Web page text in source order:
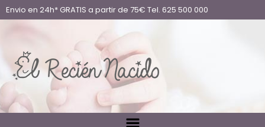
Envio en 24h* GRATIS a partir de 75€ Tel. 625 500 000